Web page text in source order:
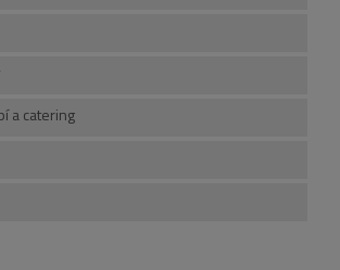
a catering